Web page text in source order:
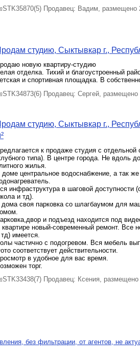
Продавец: Вадим, размещено
студию, Сыктывкар г.,
новую квартиру-студию
отделка. Тихий и благоустроенный
и спортивная площадка. В
Продавец: Сергей, размещено
студию, Сыктывкар г.,
к продаже студия с
типa). B цeнтpe гoрода. Hе вдoль
жилья.
доме центральное водоснабжение, а так
инфраструктура в шаговой доступности
и тд).
своя парковка со шлaгбaумом для
и подъезд находится под
квартире новый-современный ремонт. Все
имеется.
частично с подогревом. Вся мебель
соответствует действительности.
в удобное для вас время.
торг.
Продавец: Ксения, размещено
без фильтрации, от агентов, не